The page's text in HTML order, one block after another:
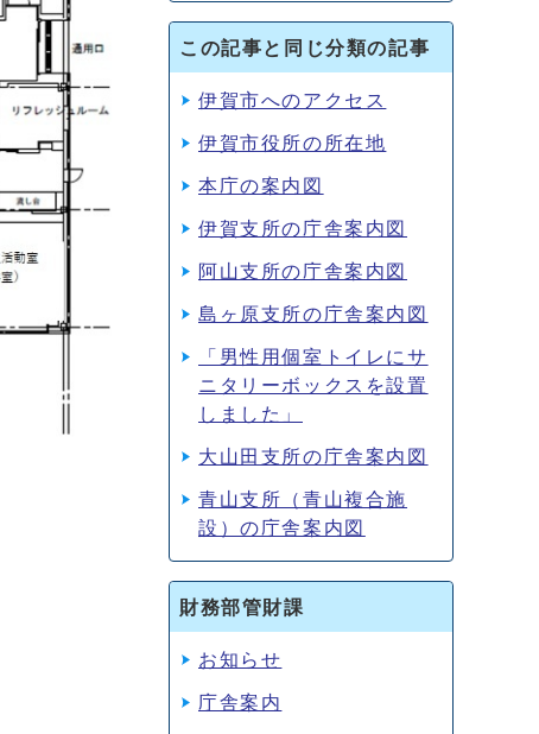
この記事と同じ分類の記事
伊賀市へのアクセス
伊賀市役所の所在地
本庁の案内図
伊賀支所の庁舎案内図
阿山支所の庁舎案内図
島ヶ原支所の庁舎案内図
「男性用個室トイレにサ
ニタリーボックスを設置
しました」
大山田支所の庁舎案内図
青山支所（青山複合施
設）の庁舎案内図
財務部管財課
お知らせ
庁舎案内